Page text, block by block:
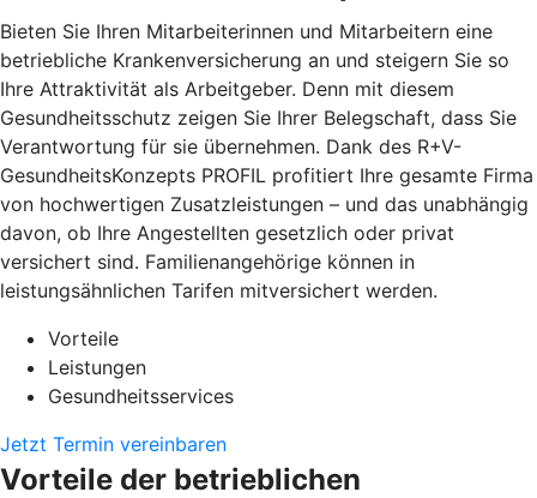
Bieten Sie Ihren Mitarbeiterinnen und Mitarbeitern eine
betriebliche Krankenversicherung an und steigern Sie so
Ihre Attraktivität als Arbeitgeber. Denn mit diesem
Gesundheitsschutz zeigen Sie Ihrer Belegschaft, dass Sie
Verantwortung für sie übernehmen. Dank des R+V-
GesundheitsKonzepts PROFIL profitiert Ihre gesamte Firma
von hochwertigen Zusatzleistungen – und das unabhängig
davon, ob Ihre Angestellten gesetzlich oder privat
versichert sind. Familienangehörige können in
leistungsähnlichen Tarifen mitversichert werden.
Vorteile
Leistungen
Gesundheitsservices
Jetzt Termin vereinbaren
Vorteile der betrieblichen